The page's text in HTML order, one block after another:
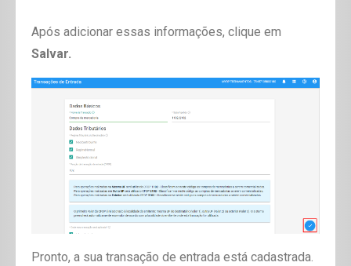
Após adicionar essas informações, clique em
Salvar.
Pronto, a sua transação de entrada está cadastrada.